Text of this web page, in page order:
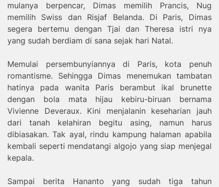
mulanya berpencar, Dimas memilih Prancis, Nug
memilih Swiss dan Risjaf Belanda. Di Paris, Dimas
segera bertemu dengan Tjai dan Theresa istri nya
yang sudah berdiam di sana sejak hari Natal.
Memulai persembunyiannya di Paris, kota penuh
romantisme. Sehingga Dimas menemukan tambatan
hatinya pada wanita Paris berambut ikal brunette
dengan bola mata hijau kebiru-biruan bernama
Vivienne Deveraux. Kini menjalanin keseharian jauh
dari tanah kelahiran begitu asing, namun harus
dibiasakan. Tak ayal, rindu kampung halaman apabila
kembali seperti mendatangi algojo yang siap menjegal
kepala.
Sampai berita Hananto yang sudah tiga tahun